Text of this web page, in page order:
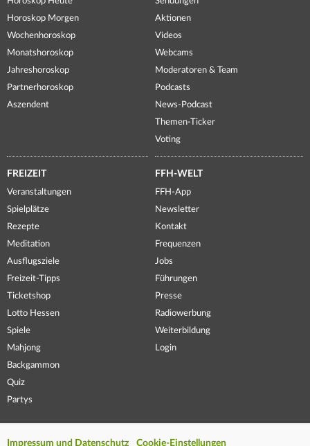
Horoskop Morgen
Wochenhoroskop
Monatshoroskop
Jahreshoroskop
Partnerhoroskop
Aszendent
Aktionen
Videos
Webcams
Moderatoren & Team
Podcasts
News-Podcast
Themen-Ticker
Voting
FREIZEIT
Veranstaltungen
Spielplätze
Rezepte
Meditation
Ausflugsziele
Freizeit-Tipps
Ticketshop
Lotto Hessen
Spiele
Mahjong
Backgammon
Quiz
Partys
FFH-WELT
FFH-App
Newsletter
Kontakt
Frequenzen
Jobs
Führungen
Presse
Radiowerbung
Weiterbildung
Login
Impressum und Datenschutz Cookie-Einstellungen